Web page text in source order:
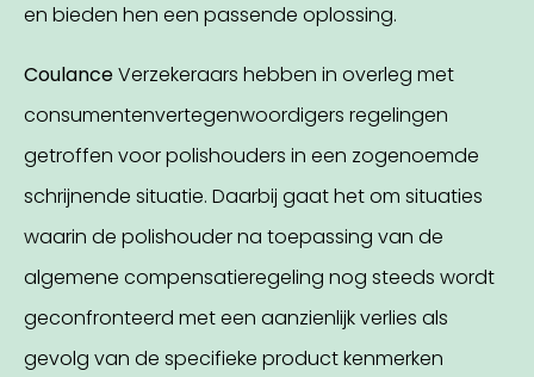
en bieden hen een passende oplossing.
CoulanceVerzekeraars hebben in overleg met
consumentenvertegenwoordigers regelingen
getroffen voor polishouders in een zogenoemde
schrijnende situatie. Daarbij gaat het om situaties
waarin de polishouder na toepassing van de
algemene compensatieregeling nog steeds wordt
geconfronteerd met een aanzienlijk verlies als
gevolg van de specifieke product kenmerken